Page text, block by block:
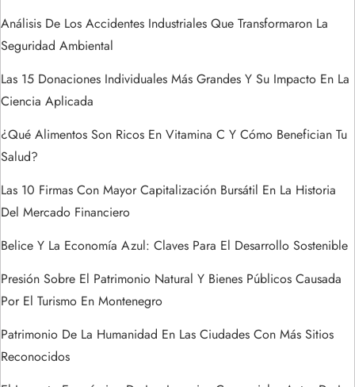
e
e
n
t
r
a
d
a
s
Análisis De Los Accidentes Industriales Que Transformaron La
Seguridad Ambiental
Las 15 Donaciones Individuales Más Grandes Y Su Impacto En La
Ciencia Aplicada
¿Qué Alimentos Son Ricos En Vitamina C Y Cómo Benefician Tu
Salud?
Las 10 Firmas Con Mayor Capitalización Bursátil En La Historia
Del Mercado Financiero
Belice Y La Economía Azul: Claves Para El Desarrollo Sostenible
Presión Sobre El Patrimonio Natural Y Bienes Públicos Causada
Por El Turismo En Montenegro
Patrimonio De La Humanidad En Las Ciudades Con Más Sitios
Reconocidos